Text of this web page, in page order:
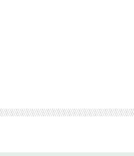
学ぶ
ーローになる時、それは
ネス実践ポイント
』に学ぶ
学ぶ
ネス実践ポイント
宣言』に学ぶ
ぶ
れ』に学ぶ
一つだけの花』に学ぶ
の折れたエンジェル』に学
ジネス実践ポイント
下の男の子』に学ぶ
ジネス実践ポイント
ジネス実践ポイント